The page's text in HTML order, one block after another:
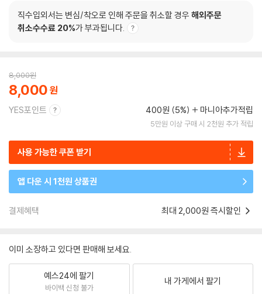
직수입외서는 변심/착오로 인해 주문을 취소할 경우 해외주문
취소수수료 20%가 부과됩니다.
8,000원
8,000
YES포인트 400원 (5%) 마니아추가적립
5만원 이상 구매 시 2천원 추가 적립
사용 가능한 쿠폰 받기
앱 다운 시 1천원 상품권
결제혜택 최대 2,000원 즉시할인
이미 소장하고 있다면 판매해 보세요.
예스24에 팔기
바이백 신청 불가
내 가게에서 팔기